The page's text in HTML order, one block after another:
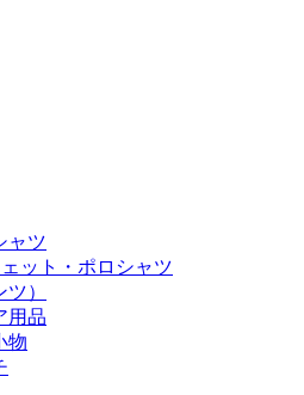
ャツ
ット・ポロシャツ
）
用品
物